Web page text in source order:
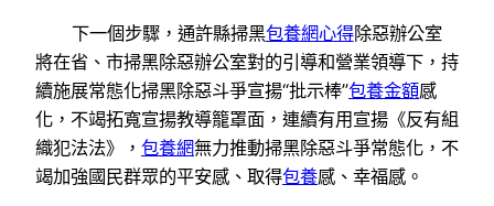
下一個步驟，通許縣掃黑包養網心得除惡辦公室
將在省、市掃黑除惡辦公室對的引導和營業領導下，持
續施展常態化掃黑除惡斗爭宣揚“批示棒”包養金額感
化，不竭拓寬宣揚教導籠罩面，連續有用宣揚《反有組
織犯法法》， 包養網無力推動掃黑除惡斗爭常態化，不
竭加強國民群眾的平安感、取得包養感、幸福感。